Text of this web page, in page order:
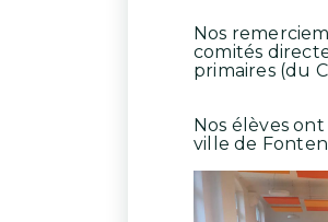
Nos
comités
primaires (du
Nos élèves
ville de